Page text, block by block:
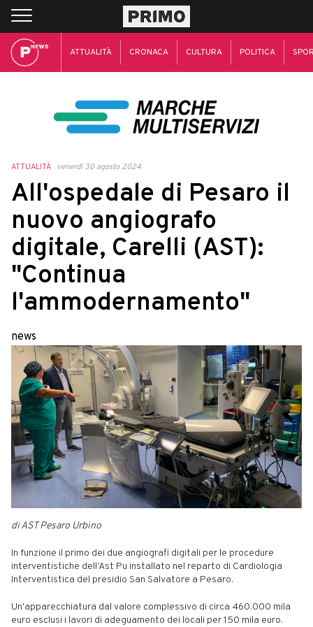
ATTUALITÀ CRONACA CULTURA POLITICA
ATTUALITÀ venerdì 30 agosto 2024
All'ospedale di Pesaro il
nuovo angiografo
digitale, Carelli (AST):
"Continua
l'ammodernamento"
news
di AST Pesaro Urbino
In funzione il primo dei due angiografi digitali per le procedure
interventistiche dell’Ast Pu installato nel reparto di Cardiologia
Interventistica del presidio San Salvatore a Pesaro.
Un'apparecchiatura dal valore complessivo di circa 460.000 mila
euro esclusi i lavori di adeguamento dei locali per 150 mila euro.